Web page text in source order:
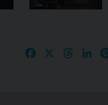
Facebook